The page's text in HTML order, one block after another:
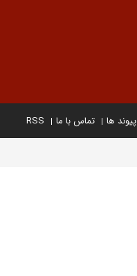
پیوند ها تماس با ما RSS